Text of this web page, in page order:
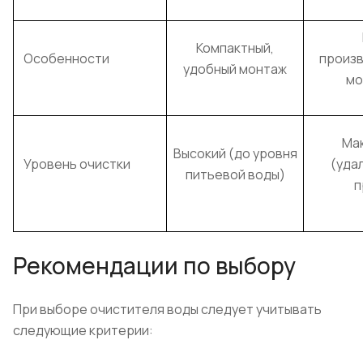
Особенности
Компактный,
удобный монтаж
Уровень очистки
Высокий (до уровня
питьевой воды)
Рекомендации по выбору
При выборе очистителя воды следует учитывать
следующие критерии: